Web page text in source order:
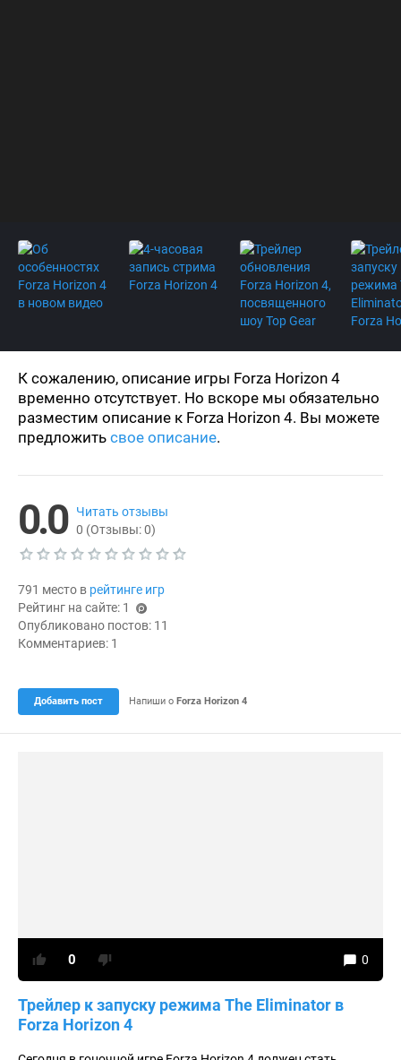
К сожалению, описание игры Forza Horizon 4
временно отсутствует. Но вскоре мы обязательно
разместим описание к Forza Horizon 4. Вы можете
предложить свое описание.
0.0
Читать отзывы
0 (Отзывы:0)
е
к
у
щ
а
н
791 место в рейтинге игр
Рейтинг на сайте: 1
(p
Опубликовано постов: 11
Комментариев: 1
Добавить пост Напиши о Forza Horizon 4
Трейлер к запуску режима The Eliminator в
Forza Horizon 4
0 0